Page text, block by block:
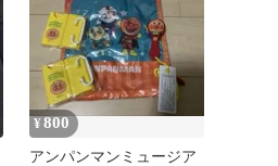
¥800
アンパンマンミュージア